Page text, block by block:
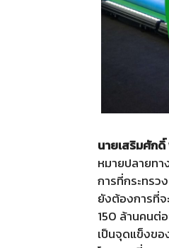
นายเสริมศักดิ์
หมายปลายทา
การที่กระทรว
ยังต้องการที่
150 ล้านคนต่
เป็นจุดแข็งขอ